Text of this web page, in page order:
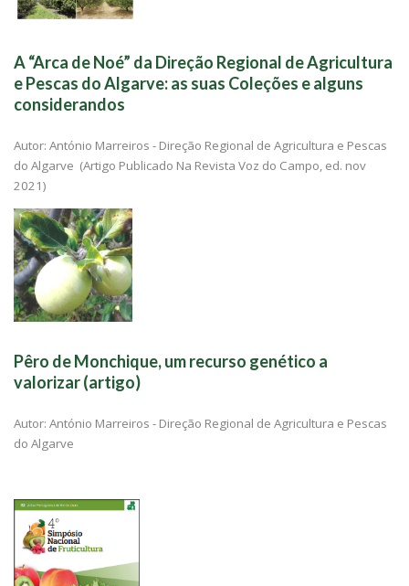
A “Arca de Noé” da Direção Regional de Agricultura
e Pescas do Algarve: as suas Coleções e alguns
considerandos
Autor: António Marreiros - Direção Regional de Agricultura e Pescas
do Algarve (Artigo Publicado Na Revista Voz do Campo, ed. nov
2021)
Pêro de Monchique, um recurso genético a
valorizar (artigo)
Autor: António Marreiros - Direção Regional de Agricultura e Pescas
do Algarve